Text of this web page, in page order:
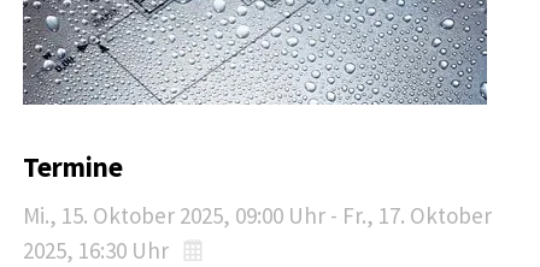
Termine
Mi., 15. Oktober 2025, 09:00 Uhr - Fr., 17. Oktober
2025, 16:30 Uhr